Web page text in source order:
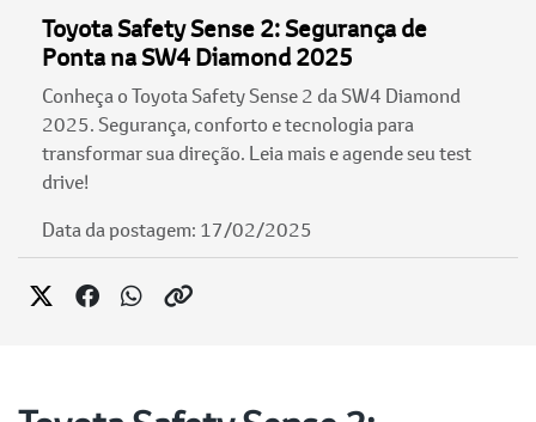
Toyota Safety Sense 2: Segurança de
Ponta na SW4 Diamond 2025
Conheça o Toyota Safety Sense 2 da SW4 Diamond
2025. Segurança, conforto e tecnologia para
transformar sua direção. Leia mais e agende seu test
drive!
Data da postagem: 17/02/2025